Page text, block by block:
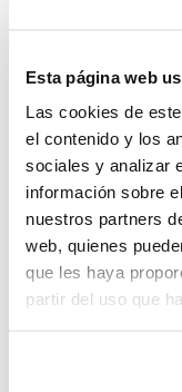
Esta página web
Las cookies de
el contenido y los
sociales y analizar
información sobre
nuestros partners
web, quienes
que les haya
partir del uso que
-
Lo quiero
$31.00
-
Lo quiero
$21.00